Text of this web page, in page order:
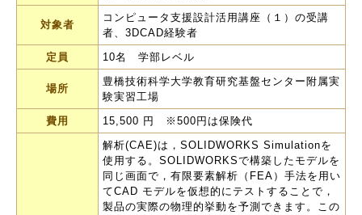
対象者
コンピュータ支援設計活用講座（１）の受講
者、3DCAD経験者
定員
10名 学部レベル
場所
豊橋技術科学大学教育研究基盤センター附属実
験実習工場
費用
15,500 円 ※500円は保険代
解析(CAE)は，SOLIDWORKS Simulationを
使用する。SOLIDWORKSで構築したモデルを
同じ画面で，有限要素解析（FEA）手法を用い
てCAD モデルを仮想的にテストすることで，
製品の実際の物理的挙動を予測できます。この